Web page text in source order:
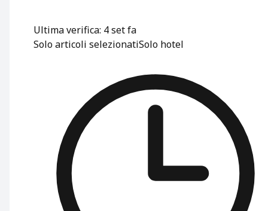
Ultima verifica: 4 set fa
Solo articoli selezionatiSolo hotel